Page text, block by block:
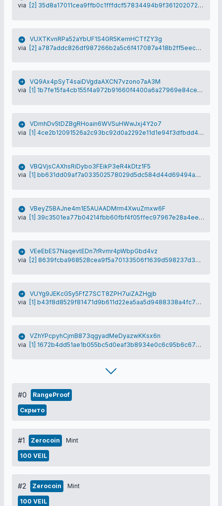
via
[2] 35d8a17011cea9ffb0c1fffdcf57834494b9f361202072485ccb79bb229b5271
VUXTKvnRPa52aYbUF1S4GR5KemHCTfZY3g
via [2] a787addc826df987266b2a5c6f417087a418b2ff5eec2a156ef63c6aaf430a7d
VQ9Ax4pSyT4saiDVgdaAXCN7vzono7aA3M
via
[1] 1b7fe15fa4cb155f4a972b91660f4400a6a27969e84cec09c65209cf266a905a
VDmhDv5tDZBgRHoain6WVSuHWwJxj4Y2o7
via
[1] 4ce2b12091526a2c93bc92d0a2292e11d1e94f3dfbdd4ad7b1958924c95d17b0
VBQVjsCAXhsRiDybo3FEikP3eR4kDtz1F5
via
[1] bb631dd09af7a033502578029d5dc584d44d69494aee32c2e76582663ed1aebf
VBeyZ5BAJne4m1E5AUAADMrm4XwuZmxw6F
via
[1] 39c3501ea77b04214fbb60fbf4f05ffec97967e28a4ee4ea11ec14e54c370751
VEeEbES7NaqevtEDn7rRvmr4pWbpGbd4vz
via [2] 8639fcba968528cea9f5a70133506f1639d598237d36d593340d4a2cace72551
VUYg9JEKcG5y5FfZ7SCT8ZPH7uiZAZHgjb
via
[1] b43f8d8529f81471d9b611d22ea5aa5d9488338a4fc76b072f8cac3adee99772
VZhYPcpyhCjmB873qgyadMeDyazwKKsx6n
via [1] 1672b4dd51ae1b055bc5d0eaf3b8934e0c6c95b6c673c1f99b7c35c79d9ee016
#0 RangeProof
Скрыто
#1 Zerocoin Mint
100 VEIL
#2 Zerocoin Mint
100 VEIL